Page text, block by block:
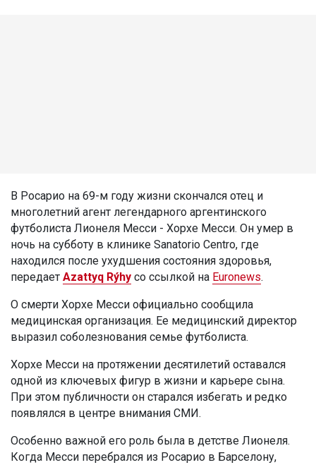
В Росарио на 69-м году жизни скончался отец и
многолетний агент легендарного аргентинского
футболиста Лионеля Месси - Хорхе Месси. Он умер в
ночь на субботу в клинике Sanatorio Centro, где
находился после ухудшения состояния здоровья,
передает Azattyq Rýhy со ссылкой на Euronews.
О смерти Хорхе Месси официально сообщила
медицинская организация. Ее медицинский директор
выразил соболезнования семье футболиста.
Хорхе Месси на протяжении десятилетий оставался
одной из ключевых фигур в жизни и карьере сына.
При этом публичности он старался избегать и редко
появлялся в центре внимания СМИ.
Особенно важной его роль была в детстве Лионеля.
Когда Месси перебрался из Росарио в Барселону,